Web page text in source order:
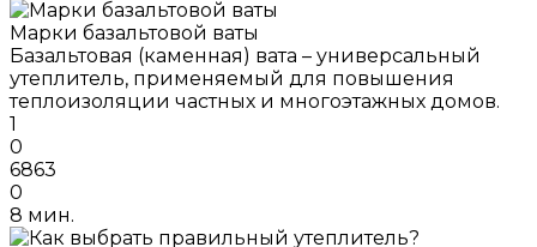
Марки базальтовой ваты
Базальтовая (каменная) вата – универсальный
утеплитель, применяемый для повышения
теплоизоляции частных и многоэтажных домов.
1
0
6863
0
8 мин.